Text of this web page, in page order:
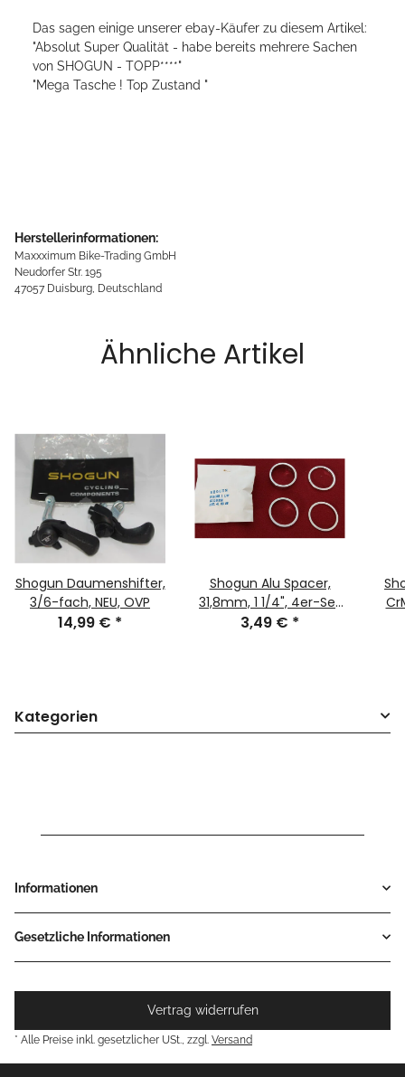
Das sagen einige unserer ebay-Käufer zu diesem Artikel:
"Absolut Super Qualität - habe bereits mehrere Sachen
von SHOGUN - TOPP****"
"Mega Tasche ! Top Zustand "
Herstellerinformationen:
Maxxximum Bike-Trading GmbH
Neudorfer Str. 195
47057 Duisburg, Deutschland
Ähnliche Artikel
Shogun Daumenshifter,
3/6-fach, NEU, OVP
14,99 € *
Shogun Alu Spacer,
31,8mm, 1 1/4", 4er-Set
(8/4/2/1mm), silber,
3,49 € *
Kategorien
Informationen
Gesetzliche Informationen
Vertrag widerrufen
* Alle Preise inkl. gesetzlicher USt., zzgl. Versand